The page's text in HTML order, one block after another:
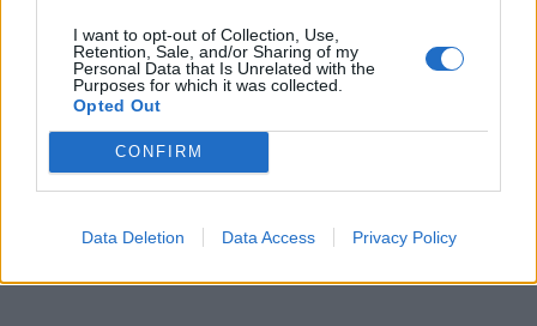
I want to opt-out of Collection, Use,
Retention, Sale, and/or Sharing of my
Personal Data that Is Unrelated with the
Purposes for which it was collected.
Opted Out
CONFIRM
Data Deletion Data Access Privacy Policy
jėgų neteko prie laiptinės:
praeiviai pastebėjo per
„pasimovė“ ant netikros
internetinės svetainės